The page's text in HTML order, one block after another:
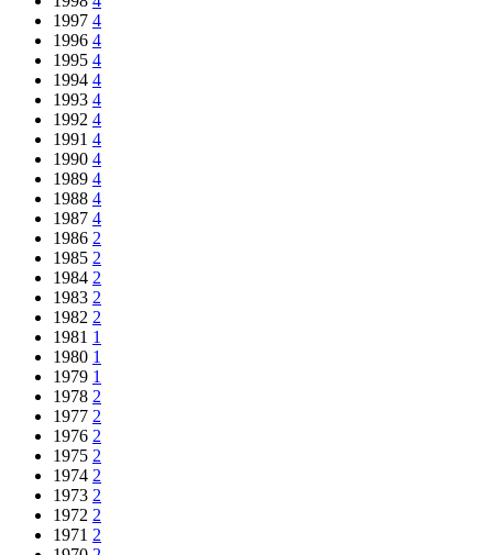
1997 4
1996 4
1995 4
1994 4
1993 4
1992 4
1991 4
1990 4
1989 4
1988 4
1987 4
1986 2
1985 2
1984 2
1983 2
1982 2
1981 1
1980 1
1979 1
1978 2
1977 2
1976 2
1975 2
1974 2
1973 2
1972 2
1971 2